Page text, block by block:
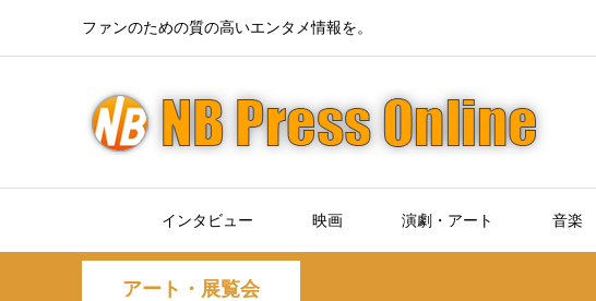
ファンのための質の高いエンタメ情報を。
インタビュー 映画 演劇・アート 音楽
アート・展覧会